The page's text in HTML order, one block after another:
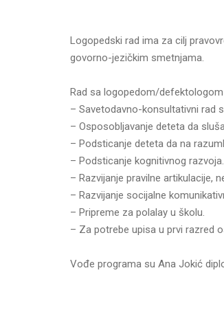
Logopedski rad ima za cilj
govorno-jezičkim smetnjama.
Rad sa logopedom/
– Savetodavno-konsultativni rad
– Osposobljavanje deteta da
– Podsticanje deteta da na
– Podsticanje kognitivnog razvoja.
– Razvijanje pravilne artikulacije,
– Razvijanje socijalne
– Pripreme za polalay u školu.
– Za potrebe upisa u prvi razred
Vođe programa su Ana Jokić